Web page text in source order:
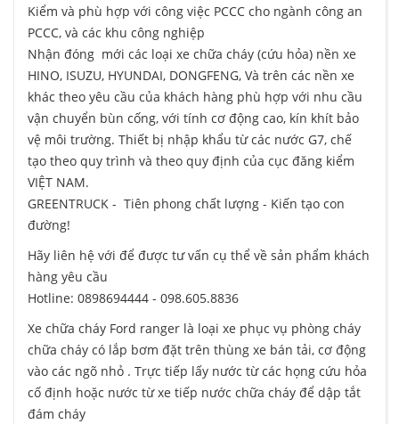
Kiểm và phù hợp với công việc PCCC cho ngành công an
PCCC, và các khu công nghiệp
Nhận đóng mới các loại xe chữa cháy (cứu hỏa) nền xe
HINO, ISUZU, HYUNDAI, DONGFENG, Và trên các nền xe
khác theo yêu cầu của khách hàng phù hợp với nhu cầu
vận chuyển bùn cống, với tính cơ động cao, kín khít bảo
vệ môi trường. Thiết bị nhập khẩu từ các nước G7, chế
tạo theo quy trình và theo quy định của cục đăng kiểm
VIỆT NAM.
GREENTRUCK - Tiên phong chất lượng - Kiến tạo con
đường!
Hãy liên hệ với để được tư vấn cụ thể về sản phẩm khách
hàng yêu cầu
Hotline: 0898694444 - 098.605.8836
Xe chữa cháy Ford ranger là loại xe phục vụ phòng cháy
chữa cháy có lắp bơm đặt trên thùng xe bán tải, cơ động
vào các ngõ nhỏ . Trực tiếp lấy nước từ các họng cứu hỏa
cố định hoặc nước từ xe tiếp nước chữa cháy để dập tắt
đám cháy